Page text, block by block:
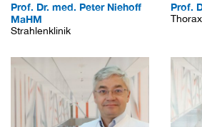
Prof. Dr. med. Peter Niehoff
MaHM
Strahlenklinik
Prof.